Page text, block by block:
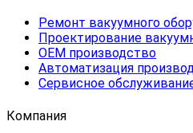
Ремонт вакуумного
Проектирование
OEM производство
Автоматизация
Сервисное
Компания